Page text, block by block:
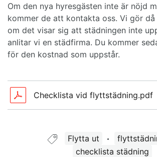
Om den nya hyresgästen inte är nöjd
kommer de att kontakta oss. Vi gör
om det visar sig att städningen inte
anlitar vi en städfirma. Du kommer
för den kostnad som uppstår.
Bifogade filer
Checklista vid flyttstädning.pdf
Guide taggad med:
Flytta ut
checklista städning